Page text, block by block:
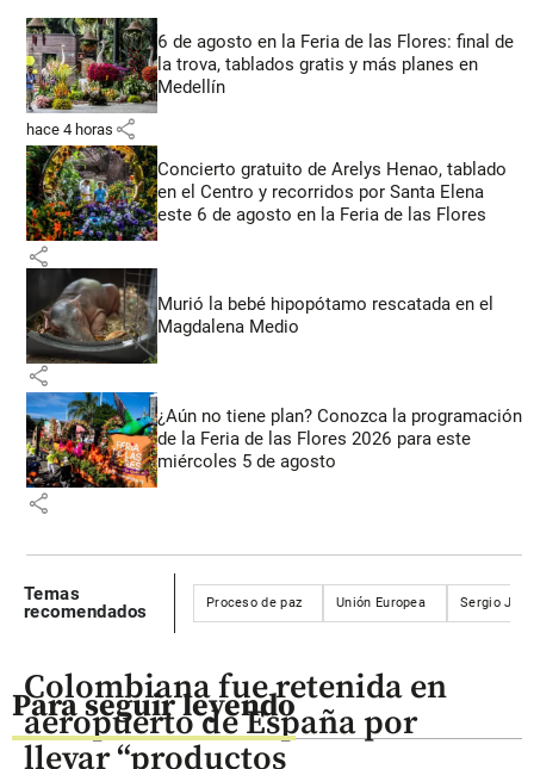
6 de agosto en la Feria de las Flores: final de
la trova, tablados gratis y más planes en
Medellín
hace 4 horas share
Concierto gratuito de Arelys Henao, tablado
en el Centro y recorridos por Santa Elena
este 6 de agosto en la Feria de las Flores
share
Murió la bebé hipopótamo rescatada en el
Magdalena Medio
share
¿Aún no tiene plan? Conozca la programación
de la Feria de las Flores 2026 para este
miércoles 5 de agosto
share
Temas
recomendados
Proceso de paz Unión Europea Sergio
Para seguir leyendo
Colombiana fue retenida en
aeropuerto de España por
llevar “productos